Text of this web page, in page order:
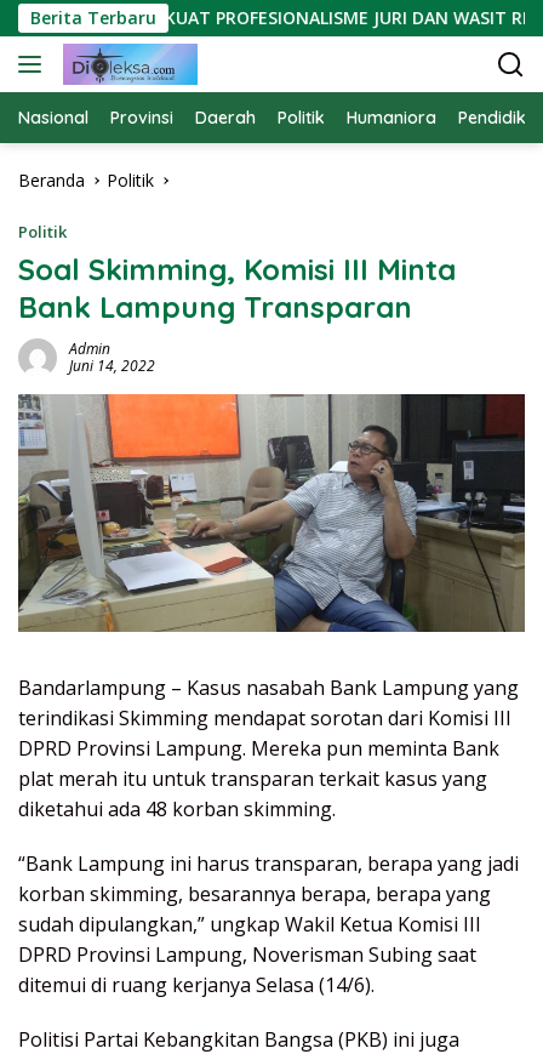
Langsung
ke
konten
Berita Terbaru
PERKUAT PROFESIONALISME JURI DAN WASIT RENANG
Nasional Provinsi Daerah Politik Humaniora
Beranda Politik
Politik
Soal Skimming, Komisi III Minta
Bank Lampung Transparan
Admin
Juni 14, 2022
Bandarlampung – Kasus nasabah Bank Lampung yang
terindikasi Skimming mendapat sorotan dari Komisi III
DPRD Provinsi Lampung. Mereka pun meminta Bank
plat merah itu untuk transparan terkait kasus yang
diketahui ada 48 korban skimming.
“Bank Lampung ini harus transparan, berapa yang jadi
korban skimming, besarannya berapa, berapa yang
sudah dipulangkan,” ungkap Wakil Ketua Komisi III
DPRD Provinsi Lampung, Noverisman Subing saat
ditemui di ruang kerjanya Selasa (14/6).
Politisi Partai Kebangkitan Bangsa (PKB) ini juga